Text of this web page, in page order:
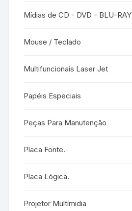
Mídias de CD - DVD - BLU-RAY
Mouse / Teclado
Multifuncionais Laser Jet
Papéis Especiais
Peças Para Manutenção
Placa Fonte.
Placa Lógica.
Projetor Multímidia